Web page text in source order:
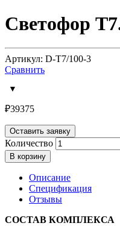
Светофор
Артикул: D-T7/100-3
Сравнить
₽39375
Оставить заявку
Количество
В корзину
Описание
Спецификация
Отзывы
СОСТАВ КОМПЛЕКСА